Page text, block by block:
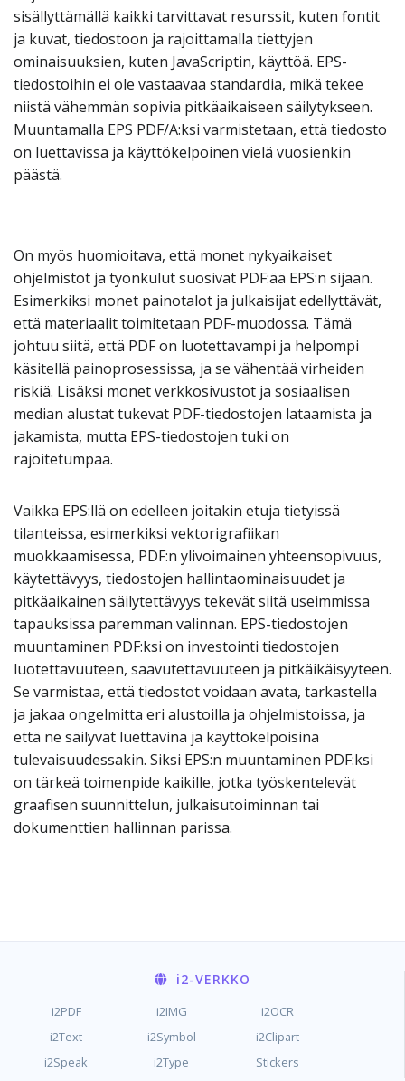
sisällyttämällä kaikki tarvittavat resurssit, kuten fontit
ja kuvat, tiedostoon ja rajoittamalla tiettyjen
ominaisuuksien, kuten JavaScriptin, käyttöä. EPS-
tiedostoihin ei ole vastaavaa standardia, mikä tekee
niistä vähemmän sopivia pitkäaikaiseen säilytykseen.
Muuntamalla EPS PDF/A:ksi varmistetaan, että tiedosto
on luettavissa ja käyttökelpoinen vielä vuosienkin
päästä.
On myös huomioitava, että monet nykyaikaiset
ohjelmistot ja työnkulut suosivat PDF:ää EPS:n sijaan.
Esimerkiksi monet painotalot ja julkaisijat edellyttävät,
että materiaalit toimitetaan PDF-muodossa. Tämä
johtuu siitä, että PDF on luotettavampi ja helpompi
käsitellä painoprosessissa, ja se vähentää virheiden
riskiä. Lisäksi monet verkkosivustot ja sosiaalisen
median alustat tukevat PDF-tiedostojen lataamista ja
jakamista, mutta EPS-tiedostojen tuki on
rajoitetumpaa.
Vaikka EPS:llä on edelleen joitakin etuja tietyissä
tilanteissa, esimerkiksi vektorigrafiikan
muokkaamisessa, PDF:n ylivoimainen yhteensopivuus,
käytettävyys, tiedostojen hallintaominaisuudet ja
pitkäaikainen säilytettävyys tekevät siitä useimmissa
tapauksissa paremman valinnan. EPS-tiedostojen
muuntaminen PDF:ksi on investointi tiedostojen
luotettavuuteen, saavutettavuuteen ja pitkäikäisyyteen.
Se varmistaa, että tiedostot voidaan avata, tarkastella
ja jakaa ongelmitta eri alustoilla ja ohjelmistoissa, ja
että ne säilyvät luettavina ja käyttökelpoisina
tulevaisuudessakin. Siksi EPS:n muuntaminen PDF:ksi
on tärkeä toimenpide kaikille, jotka työskentelevät
graafisen suunnittelun, julkaisutoiminnan tai
dokumenttien hallinnan parissa.
i2-VERKKO
i2PDF i2IMG
i2OCR
i2Text
i2Symbol
i2Clipart
i2Speak
i2Type Stickers